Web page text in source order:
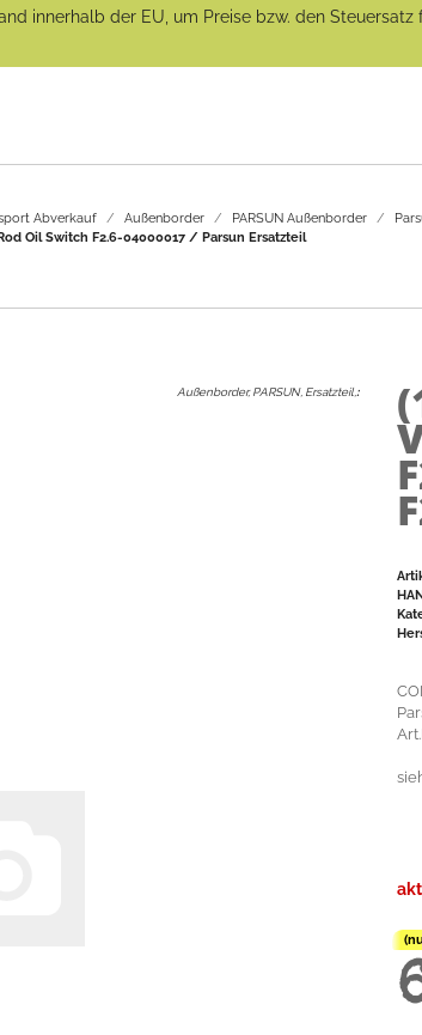
innerhalb der EU, um Preise bzw. den Steuersatz
Abverkauf Außenborder PARSUN Außenborder
Oil Switch F2.6-04000017 / Parsun Ersatzteil
Außenborder, PARSUN, Ersatzteil, :